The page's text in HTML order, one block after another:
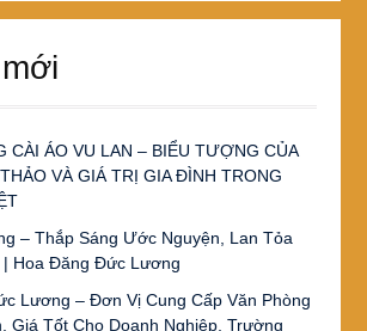
CÀI ÁO VU LAN – BIỂU TƯỢNG CỦA
VÀ GIÁ TRỊ GIA ĐÌNH TRONG
– Thắp Sáng Ước Nguyện, Lan Tỏa
Hoa Đăng Đức Lương
Lương – Đơn Vị Cung Cấp Văn Phòng
Giá Tốt Cho Doanh Nghiệp, Trường